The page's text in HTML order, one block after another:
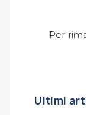
Per
Ultimi